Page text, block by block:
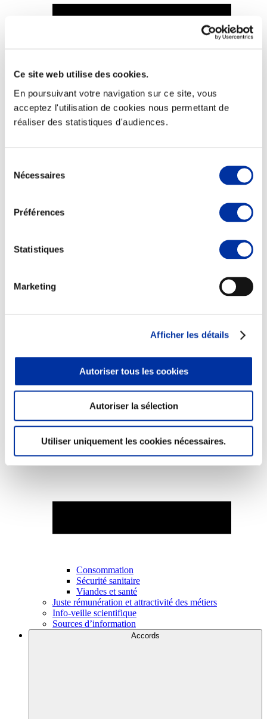
Ce site web utilise des cookies.
En poursuivant votre navigation sur ce site, vous
acceptez l'utilisation de cookies nous permettant de
réaliser des statistiques d'audiences.
Nécessaires
Préférences
Statistiques
Marketing
Afficher les détails
Autoriser tous les cookies
Autoriser la sélection
Utiliser uniquement les cookies nécessaires.
Viande et climat
Autonomie des élevages
Qualité air, eau, sols
Evaluation environnementale
Alimentation de qualité, raisonnée et durable
Consommation
Sécurité sanitaire
Viandes et santé
Juste rémunération et attractivité des métiers
Info-veille scientifique
Sources d’information
Accords